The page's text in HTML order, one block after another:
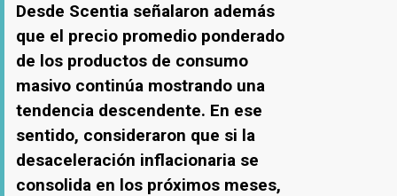
Desde Scentia señalaron además
que el precio promedio ponderado
de los productos de consumo
masivo continúa mostrando una
tendencia descendente. En ese
sentido, consideraron que si la
desaceleración inflacionaria se
consolida en los próximos meses,